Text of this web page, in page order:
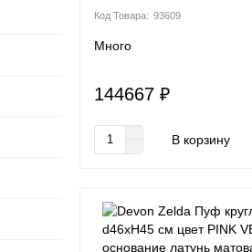
93609
Много
144667 ₽
В корзину